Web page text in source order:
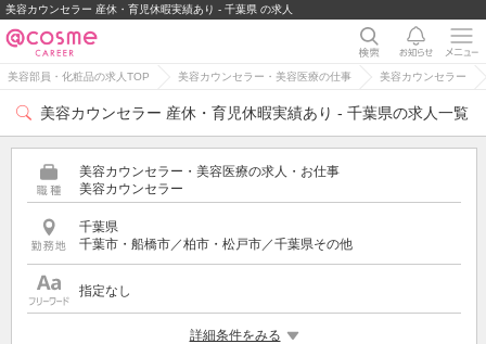
美容カウンセラー 産休・育児休暇実績あり - 千葉県 の求人
美容部員・化粧品の求人TOP 美容カウンセラー・美容医療の仕事 美容カウンセラー
美容カウンセラー 産休・育児休暇実績あり - 千葉県の求人一覧
美容カウンセラー・美容医療の求人・お仕事
美容カウンセラー
千葉県
千葉市・船橋市／柏市・松戸市／千葉県その他
指定なし
詳細条件をみる